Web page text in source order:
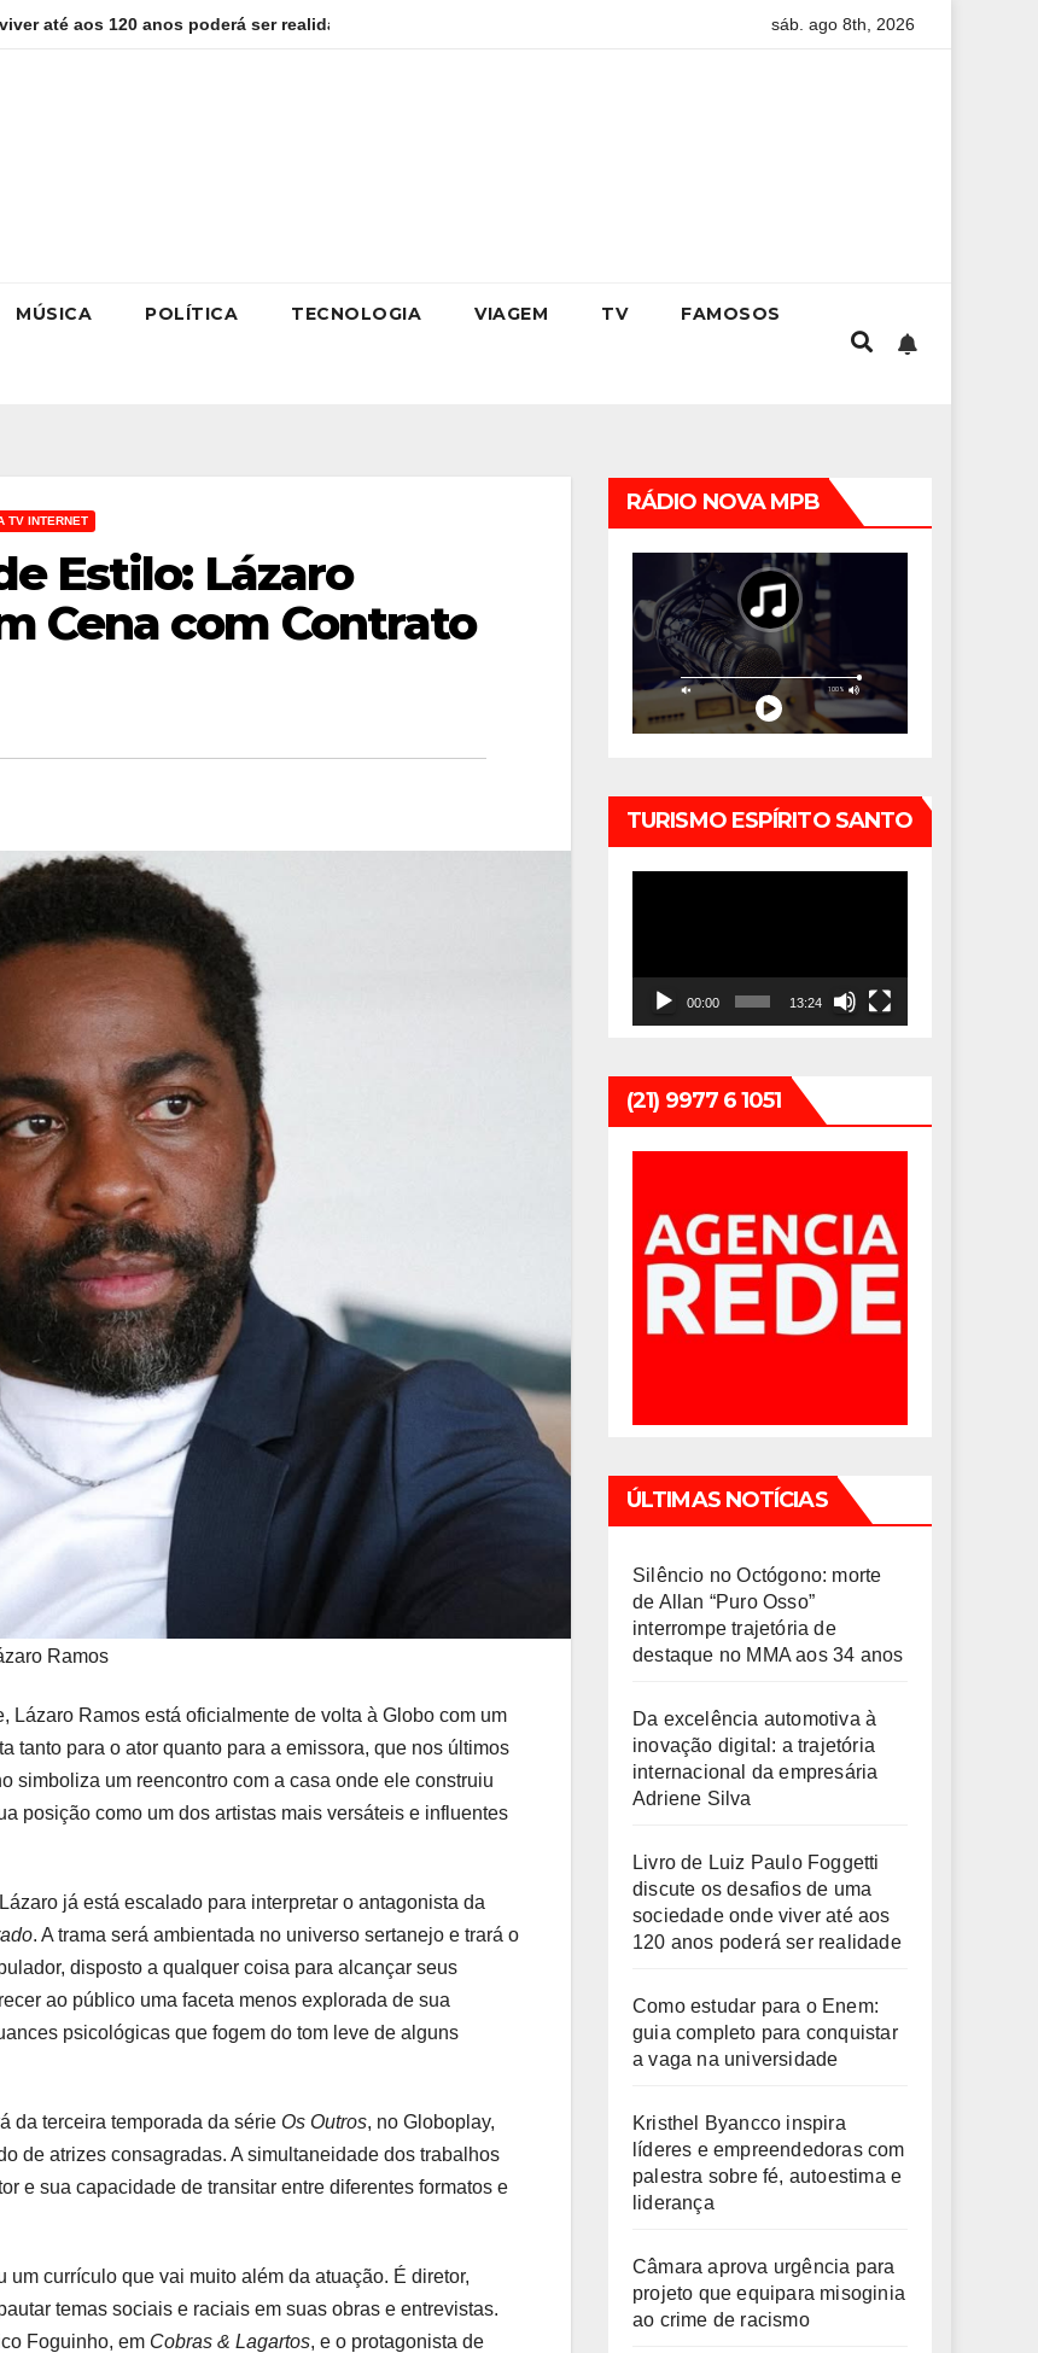
poderá ser realidade Como estudar para o Enem: guia completo para conquistar a vaga na universidade
sáb. ago 8th, 2026
MÚSICA POLÍTICA TECNOLOGIA VIAGEM TV FAMOSOS
TV INTERNET
Estilo: Lázaro
Cena com Contrato
Ramos
Lázaro Ramos está oficialmente de volta à Globo com um
tanto para o ator quanto para a emissora, que nos últimos
simboliza um reencontro com a casa onde ele construiu
posição como um dos artistas mais versáteis e influentes
já está escalado para interpretar o antagonista da
. A trama será ambientada no universo sertanejo e trará o
disposto a qualquer coisa para alcançar seus
ao público uma faceta menos explorada de sua
psicológicas que fogem do tom leve de alguns
da terceira temporada da série Os Outros, no Globoplay,
de atrizes consagradas. A simultaneidade dos trabalhos
e sua capacidade de transitar entre diferentes formatos e
currículo que vai muito além da atuação. É diretor,
temas sociais e raciais em suas obras e entrevistas.
Foguinho, em Cobras & Lagartos, e o protagonista de
RÁDIO NOVA MPB
TURISMO ESPÍRITO SANTO
00:00 13:24
(21) 9977 6 1051
ÚLTIMAS NOTÍCIAS
Silêncio no Octógono: morte
de Allan “Puro Osso”
interrompe trajetória de
destaque no MMA aos 34 anos
Da excelência automotiva à
inovação digital: a trajetória
internacional da empresária
Adriene Silva
Livro de Luiz Paulo Foggetti
discute os desafios de uma
sociedade onde viver até aos
120 anos poderá ser realidade
Como estudar para o Enem:
guia completo para conquistar
a vaga na universidade
Kristhel Byancco inspira
líderes e empreendedoras com
palestra sobre fé, autoestima e
liderança
Câmara aprova urgência para
projeto que equipara misoginia
ao crime de racismo